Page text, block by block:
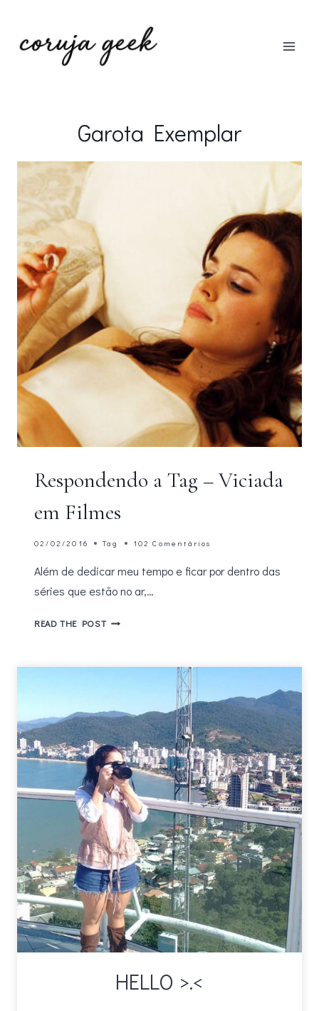
Garota Exemplar
Respondendo a Tag – Viciada
em Filmes
02/02/2016 Tag 102 Comentários
Além de dedicar meu tempo e ficar por dentro das
séries que estão no ar,…
READ THE POSTRESPONDENDO
–
FILMES
HELLO >.<